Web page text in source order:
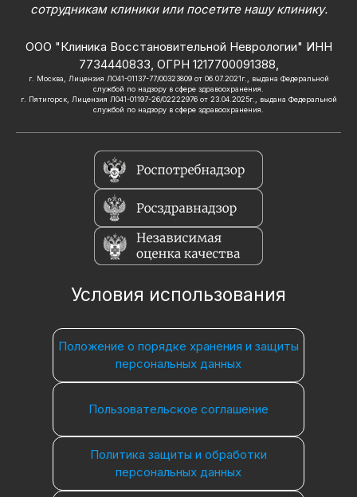
сотрудникам клиники или посетите нашу клинику.
ООО "Клиника Восстановительной Неврологии" ИНН
7734440833, ОГРН 1217700091388,
г. Москва, Лицензия ЛО41-01137-77/00323809 от 06.07.2021г., выдана Федеральной
службой по надзору в сфере здравоохранения.
г. Пятигорск, Лицензия Л041-01197-26/02222976 от 23.04.2025г., выдана Федеральной
службой по надзору в сфере здравоохранения.
Условия использования
Положение о порядке хранения и защиты
персональных данных
Пользовательское соглашение
Политика защиты и обработки
персональных данных